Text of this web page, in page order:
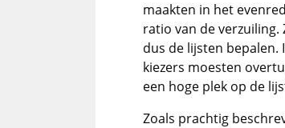
maakten in het
ratio van de
dus de lijsten
kiezers moesten
een hoge plek op de
Zoals prachtig